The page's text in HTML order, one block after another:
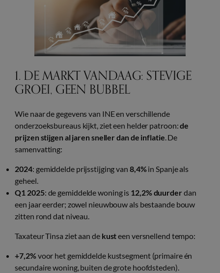
1. DE MARKT VANDAAG: STEVIGE
GROEI, GEEN BUBBEL
Wie naar de gegevens van INE en verschillende
onderzoeksbureaus kijkt, ziet een helder patroon:de
prijzen stijgen al jaren sneller dan de inflatie. De
samenvatting:
2024: gemiddelde prijsstijging van 8,4%in Spanje als
geheel.
Q1 2025: de gemiddelde woning is 12,2% duurder dan
een jaar eerder; zowel nieuwbouw als bestaande bouw
zitten rond dat niveau.
Taxateur Tinsa ziet aan de kusteen versnellend tempo:
+7,2%voor het gemiddelde kustsegment (primaire én
secundaire woning, buiten de grote hoofdsteden).